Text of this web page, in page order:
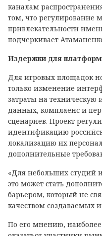
каналам
том, что регулирование
привлекательности
подчеркивает
Издержки для платформ
Для игровых площадок
только изменение
затраты на техническую
данных, комплаенс и
сценариев. Проект
идентификацию
локализацию их
дополнительные
«Для небольших студий
это может стать
барьером, который не
качеством создаваемых
По его мнению,